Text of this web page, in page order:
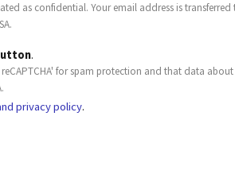
as confidential. Your email address is transferred
.
for spam protection and that data about
privacy policy.